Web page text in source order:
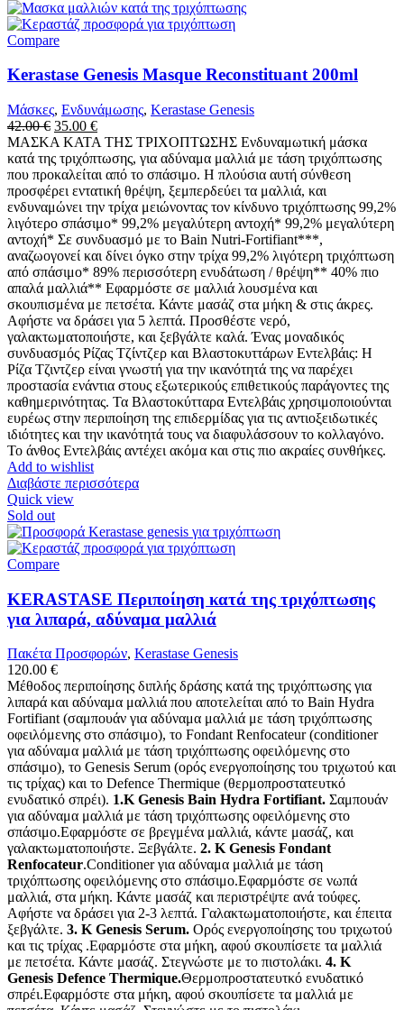
Compare
Kerastase Genesis Masque Reconstituant 200ml
Μάσκες, Ενδυνάμωσης, Kerastase Genesis
42.00€ Original
price
was:
42.00 €.
35.00 €Η
τρέχουσα
τιμή
είναι:
35.00 €.
ΜΑΣΚΑ ΚΑΤΑ ΤΗΣ ΤΡΙΧΟΠΤΩΣΗΣ Ενδυναμωτική μάσκα
κατά της τριχόπτωσης, για αδύναμα μαλλιά με τάση τριχόπτωσης
που προκαλείται από το σπάσιμο. Η πλούσια αυτή σύνθεση
προσφέρει εντατική θρέψη, ξεμπερδεύει τα μαλλιά, και
ενδυναμώνει την τρίχα μειώνοντας τον κίνδυνο τριχόπτωσης 99,2%
λιγότερο σπάσιμο* 99,2% μεγαλύτερη αντοχή* 99,2% μεγαλύτερη
αντοχή* Σε συνδυασμό με το Bain Nutri-Fortifiant***,
αναζωογονεί και δίνει όγκο στην τρίχα 99,2% λιγότερη τριχόπτωση
από σπάσιμο* 89% περισσότερη ενυδάτωση / θρέψη** 40% πιο
απαλά μαλλιά** Εφαρμόστε σε μαλλιά λουσμένα και
σκουπισμένα με πετσέτα. Κάντε μασάζ στα μήκη & στις άκρες.
Αφήστε να δράσει για 5 λεπτά. Προσθέστε νερό,
γαλακτωματοποιήστε, και ξεβγάλτε καλά. Ένας μοναδικός
συνδυασμός Ρίζας Τζίντζερ και Βλαστοκυττάρων Εντελβάις: Η
Ρίζα Τζιντζερ είναι γνωστή για την ικανότητά της να παρέχει
προστασία ενάντια στους εξωτερικούς επιθετικούς παράγοντες της
καθημερινότητας. Τα Βλαστοκύτταρα Εντελβάις χρησιμοποιούνται
ευρέως στην περιποίηση της επιδερμίδας για τις αντιοξειδωτικές
ιδιότητες και την ικανότητά τους να διαφυλάσσουν το κολλαγόνο.
Το άνθος Εντελβάις αντέχει ακόμα και στις πιο ακραίες συνθήκες.
Add to wishlist
Διαβάστε περισσότερα
Quick view
Sold out
Compare
KERASTASE Περιποίηση κατά της τριχόπτωσης
για λιπαρά, αδύναμα μαλλιά
Πακέτα Προσφορών, Kerastase Genesis
120.00 €
Μέθοδος περιποίησης διπλής δράσης κατά της τριχόπτωσης για
λιπαρά και αδύναμα μαλλιά που αποτελείται από το Bain Hydra
Fortifiant (σαμπουάν για αδύναμα μαλλιά με τάση τριχόπτωσης
οφειλόμενης στο σπάσιμο), το Fondant Renfocateur (conditioner
για αδύναμα μαλλιά με τάση τριχόπτωσης οφειλόμενης στο
σπάσιμο), το Genesis Serum (oρός ενεργοποίησης του τριχωτού και
τις τρίχας) και το Defence Thermique (θερμοπροστατευτκό
ενυδατικό σπρέι). 1.K Genesis Bain Hydra Fortifiant. Σαμπουάν
για αδύναμα μαλλιά με τάση τριχόπτωσης οφειλόμενης στο
σπάσιμο.Εφαρμόστε σε βρεγμένα μαλλιά, κάντε μασάζ, και
γαλακτωματοποιήστε. Ξεβγάλτε. 2. K Genesis Fondant
Renfocateur.Conditioner για αδύναμα μαλλιά με τάση
τριχόπτωσης οφειλόμενης στο σπάσιμο.Εφαρμόστε σε νωπά
μαλλιά, στα μήκη. Κάντε μασάζ και περιστρέψτε ανά τούφες.
Αφήστε να δράσει για 2-3 λεπτά. Γαλακτωματοποιήστε, και έπειτα
ξεβγάλτε. 3. K Genesis Serum. Ορός ενεργοποίησης του τριχωτού
και τις τρίχας .Εφαρμόστε στα μήκη, αφού σκουπίσετε τα μαλλιά
με πετσέτα. Κάντε μασάζ. Στεγνώστε με το πιστολάκι. 4. K
Genesis Defence Thermique.Θερμοπροστατευτκό ενυδατικό
σπρέι.Εφαρμόστε στα μήκη, αφού σκουπίσετε τα μαλλιά με